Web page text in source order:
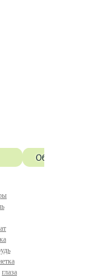
глаза